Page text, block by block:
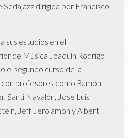
Sedajazz dirigida por Francisco
sus estudios en el
de Música Joaquín Rodrigo
el segundo curso de la
profesores como Ramón
Santi Navalón, Jose Luis
Jeff Jerolamon y Albert